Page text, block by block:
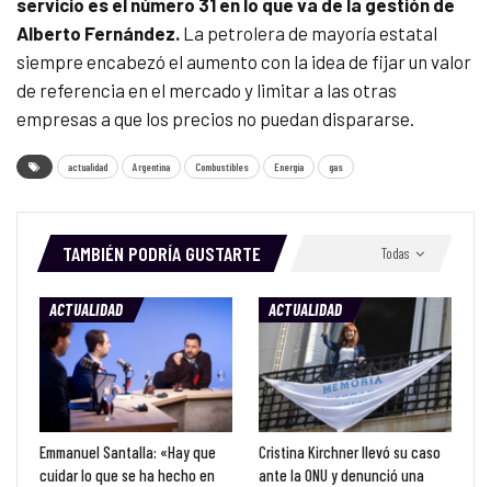
servicio es el número 31 en lo que va de la gestión de
Alberto Fernández. La petrolera de mayoría estatal
siempre encabezó el aumento con la idea de fijar un valor
de referencia en el mercado y limitar a las otras
empresas a que los precios no puedan dispararse.
actualidad Argentina Combustibles Energía gas
Todas
TAMBIÉN PODRÍA GUSTARTE
ACTUALIDAD
Emmanuel Santalla: «Hay que
cuidar lo que se ha hecho en
ACTUALIDAD
Cristina Kirchner llevó su caso
ante la ONU y denunció una